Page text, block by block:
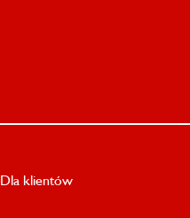
Dla klientów